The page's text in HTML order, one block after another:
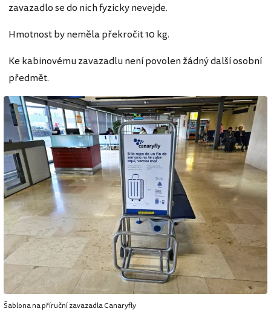
zavazadlo se do nich fyzicky nevejde.
Hmotnost by neměla překročit 10 kg.
Ke kabinovému zavazadlu není povolen žádný další osobní
předmět.
Šablona na příruční zavazadla Canaryfly